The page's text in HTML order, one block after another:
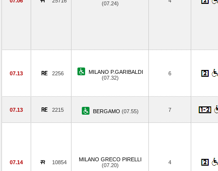
(07.24)
07.13 2256
MILANO P.GARIBALDI
(07.32)
6
07.13 2215 BERGAMO (07.55) 7
07.14 10854
MILANO GRECO PIRELLI
(07.20)
4